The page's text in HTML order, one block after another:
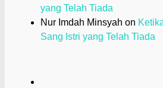
yang Telah Tiada
Nur Imdah Minsyah on
Sang Istri yang Telah Tiada